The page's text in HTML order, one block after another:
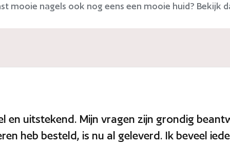
mooie nagels ook nog eens een mooie huid? Bekijk
en uitstekend. Mijn vragen zijn grondig
heb besteld, is nu al geleverd. Ik beveel